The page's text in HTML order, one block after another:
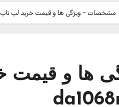
مشخصات – ویژگی ها و قیمت خرید لپ تاپ 15 اینچی اچ پی مدل da1068ne- F